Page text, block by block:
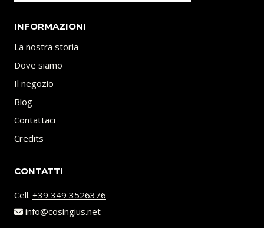
INFORMAZIONI
La nostra storia
Dove siamo
Il negozio
Blog
Contattaci
Credits
CONTATTI
Cell. +39 349 3526376
info@cosingius.net